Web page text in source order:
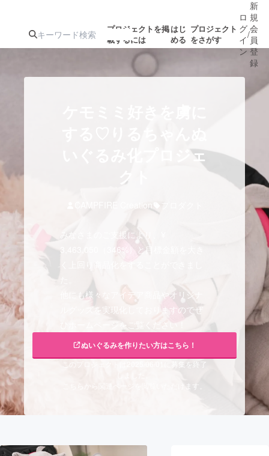
プロジェクトを掲
載するには
はじ
める
プロジェクト
をさがす
もうすぐ公開
音楽
ゲーム・
書籍・雑誌
まちづくり・地域活性化
CAMPFIRE for Social Good
CAMPFIRE Creation
CAMPFIREふるさと納税machi-yaコミュニティ
ロ
グ
イ
ン
/
新
規
会
員
登
録
いぐるみ化プロジェ
クト
CAMPFIRE Creation
みなさまのご支援により、¥
3,463,050（346%）と目標金額を大き
他にも様々なアイデア商品やオリジナ
ルグッズを実現化しておりますのでぜ
ひホームページをご覧ください！
ぬいぐるみを作りたい方はこちら！
このプロジェクトは2025/06/01に募集を終了
こちらから関連ページを閲覧いただけます。